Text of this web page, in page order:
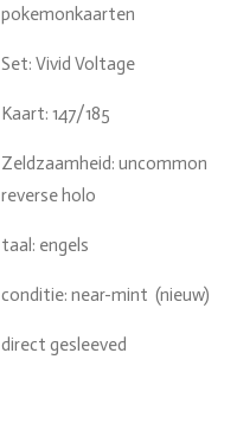
pokemonkaarten
Set: Vivid Voltage
Kaart: 147/185
Zeldzaamheid: uncommon
reverse holo
taal: engels
conditie: near-mint (nieuw)
direct gesleeved